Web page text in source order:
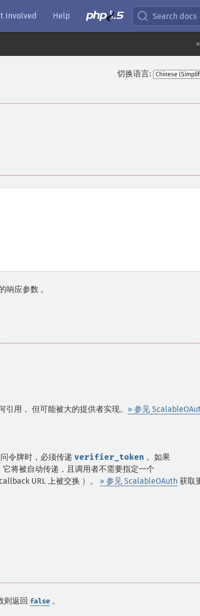
Involved Help Search docs
切换语言:
应参数 。
用， 但可能被大的提供者实现。 » 参见
令牌时，必须传递 verifier_token 。如果
它将被自动传递，且调用者不需要指定一个
URL 上被交换 ）。 » 参见 ScalableOAuth 获取
则返回 false 。